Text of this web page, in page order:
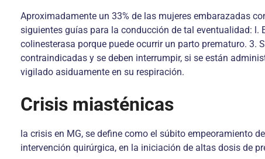
Aproximadamente un 33% de las mujeres embarazadas
siguientes guías para la conducción de tal eventualidad:
colinesterasa porque puede ocurrir un parto prematuro. 3.
contraindicadas y se deben interrumpir, si se están
vigilado asiduamente en su respiración.
Crisis miasténicas
la crisis en MG, se define como el súbito empeoramiento
intervención quirúrgica, en la iniciación de altas dosis de